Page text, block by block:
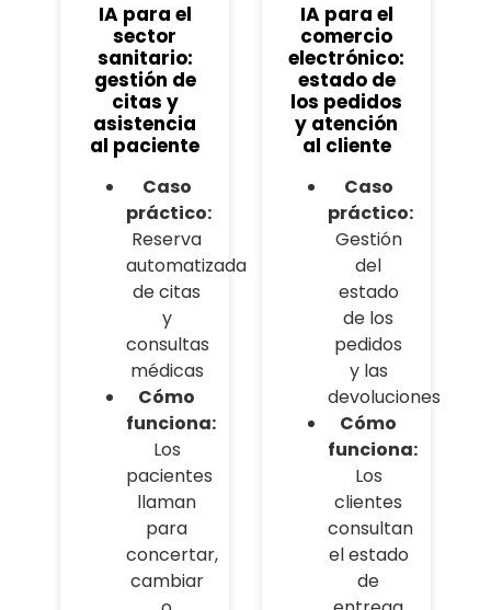
IA para el
sector
sanitario:
gestión de
citas y
asistencia
al paciente
Caso
práctico:
Reserva
automatizada
de citas
y
consultas
médicas
Cómo
funciona:
Los
pacientes
llaman
para
concertar,
cambiar
IA para el
comercio
electrónico:
estado de
los pedidos
y atención
al cliente
Caso
práctico:
Gestión
del
estado
de los
pedidos
y las
devoluciones
Cómo
funciona:
Los
clientes
consultan
el estado
de